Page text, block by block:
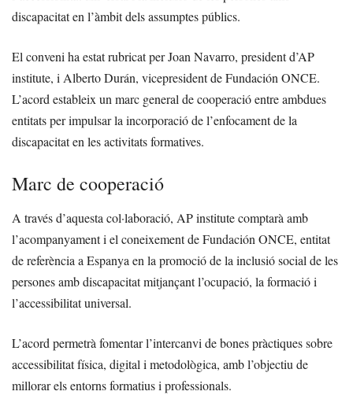
discapacitat en l’àmbit dels assumptes públics.
El conveni ha estat rubricat per Joan Navarro, president d’AP
institute, i Alberto Durán, vicepresident de Fundación ONCE.
L’acord estableix un marc general de cooperació entre ambdues
entitats per impulsar la incorporació de l’enfocament de la
discapacitat en les activitats formatives.
Marc de cooperació
A través d’aquesta col·laboració, AP institute comptarà amb
l’acompanyament i el coneixement de Fundación ONCE, entitat
de referència a Espanya en la promoció de la inclusió social de les
persones amb discapacitat mitjançant l’ocupació, la formació i
l’accessibilitat universal.
L’acord permetrà fomentar l’intercanvi de bones pràctiques sobre
accessibilitat física, digital i metodològica, amb l’objectiu de
millorar els entorns formatius i professionals.